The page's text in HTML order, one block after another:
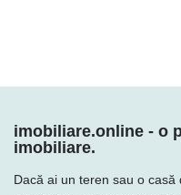
imobiliare.online - o
imobiliare.
Dacă ai un teren sau o